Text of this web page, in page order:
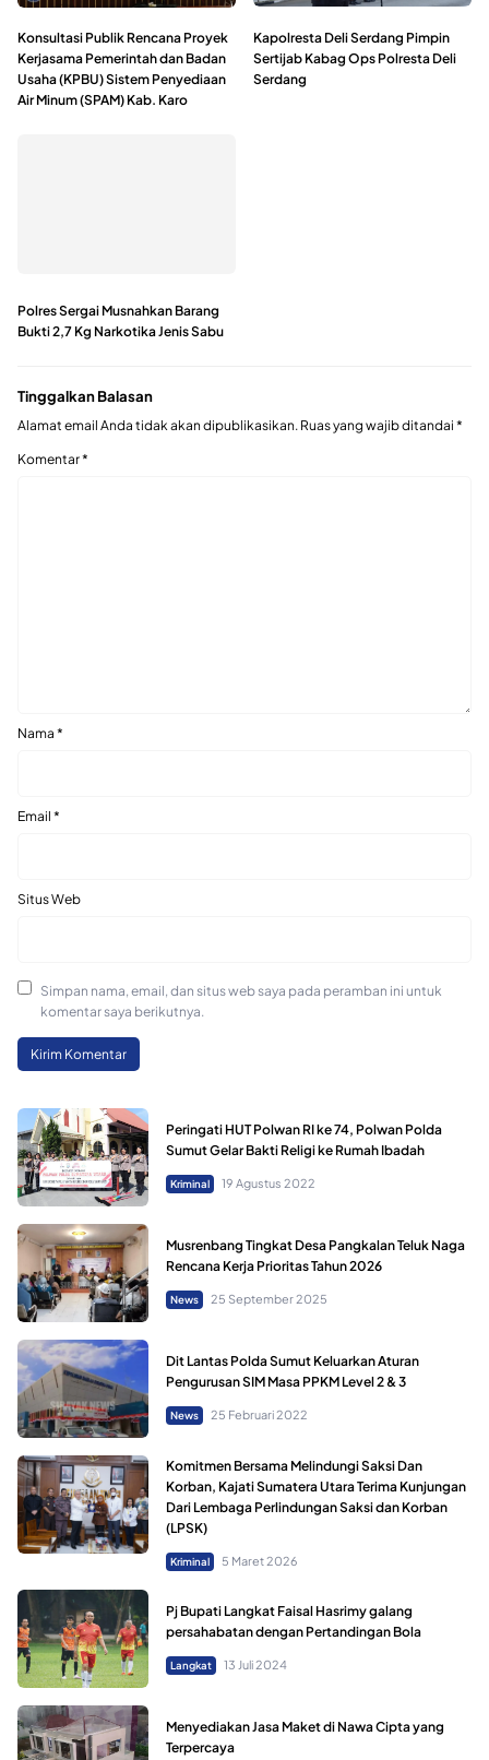
Konsultasi Publik Rencana Proyek
Kerjasama Pemerintah dan Badan
Usaha (KPBU) Sistem Penyediaan
Air Minum (SPAM) Kab. Karo
Kapolresta Deli Serdang Pimpin
Sertijab Kabag Ops Polresta Deli
Serdang
Polres Sergai Musnahkan Barang
Bukti 2,7 Kg Narkotika Jenis Sabu
Tinggalkan Balasan
Alamat email Anda tidak akan dipublikasikan. Ruas yang wajib ditandai *
Komentar*
Nama *
Email *
Situs Web
Simpan nama, email, dan situs web saya pada peramban ini untuk
komentar saya berikutnya.
Peringati HUT Polwan RI ke 74, Polwan Polda
Sumut Gelar Bakti Religi ke Rumah Ibadah
Kriminal 19 Agustus 2022
Musrenbang Tingkat Desa Pangkalan Teluk Naga
Rencana Kerja Prioritas Tahun 2026
News 25 September 2025
Dit Lantas Polda Sumut Keluarkan Aturan
Pengurusan SIM Masa PPKM Level 2 & 3
News 25 Februari 2022
Komitmen Bersama Melindungi Saksi Dan
Korban, Kajati Sumatera Utara Terima Kunjungan
Dari Lembaga Perlindungan Saksi dan Korban
(LPSK)
Kriminal 5 Maret 2026
Pj Bupati Langkat Faisal Hasrimy galang
persahabatan dengan Pertandingan Bola
Langkat 13 Juli 2024
Menyediakan Jasa Maket di Nawa Cipta yang
Terpercaya